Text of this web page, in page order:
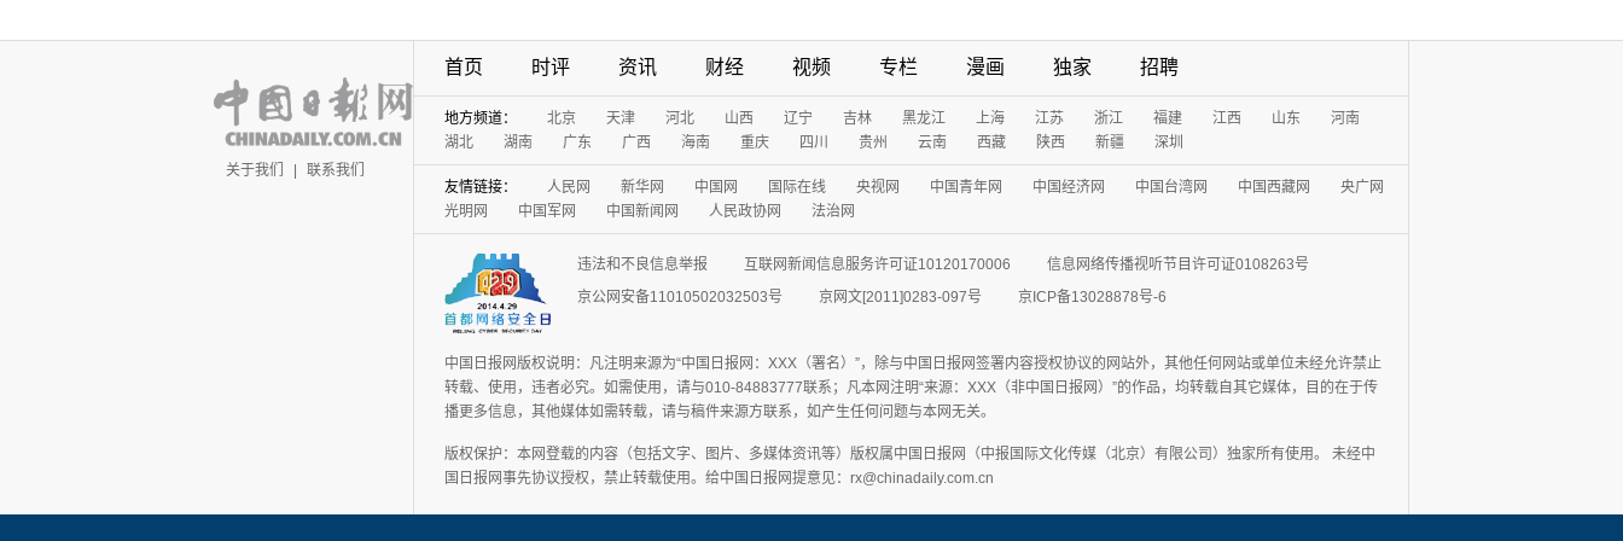
关于我们 | 联系我们
首页 时评 资讯 财经 视频 专栏 漫画 独家 招聘
地方频道： 北京 天津 河北 山西 辽宁 吉林 黑龙江 上海 江苏 浙江 福建 江西 山东
河南
湖北
湖南 广东 广西 海南 重庆 四川 贵州 云南 西藏 陕西 新疆 深圳
友情链接： 人民网 新华网 中国网 国际在线 央视网 中国青年网 中国经济网 中国台湾网 中国西藏网
央广网
光明网
中国军网 中国新闻网 人民政协网 法治网
违法和不良信息举报 互联网新闻信息服务许可证10120170006
信息网络传播视听节目许可证0108263号
京公网安备11010502032503号
京网文[2011]0283-097号 京ICP备13028878号-6
中国日报网版权说明：凡注明来源为“中国日报网：XXX（署名）”，除与中国日报网签署内容授权协议的网站外，其他任何网站或单位未经允许禁止
转载、使用，违者必究。如需使用，请与010-84883777联系；凡本网注明“来源：XXX（非中国日报网）”的作品，均转载自其它媒体，目的在于传
播更多信息，其他媒体如需转载，请与稿件来源方联系，如产生任何问题与本网无关。
版权保护：本网登载的内容（包括文字、图片、多媒体资讯等）版权属中国日报网（中报国际文化传媒（北京）有限公司）独家所有使用。 未经中
国日报网事先协议授权，禁止转载使用。给中国日报网提意见：rx@chinadaily.com.cn